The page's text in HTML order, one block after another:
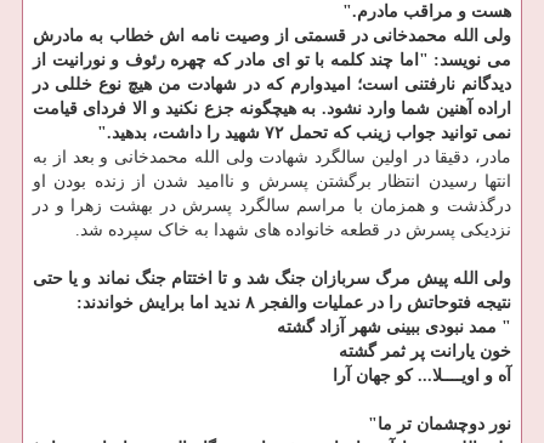
هست و مراقب مادرم."
ولی الله محمدخانی در قسمتی از وصیت نامه اش خطاب به مادرش
می نویسد: "اما چند کلمه با تو ای مادر که چهره رئوف و نورانیت از
دیدگانم نارفتنی است؛ امیدوارم که در شهادت من هیچ نوع خللی در
اراده آهنین شما وارد نشود. به هیچگونه جزع نکنید و الا فردای قیامت
نمی توانید جواب زینب که تحمل ۷۲ شهید را داشت، بدهید."
مادر، دقیقا در اولین سالگرد شهادت ولی الله محمدخانی و بعد از به
انتها رسیدن انتظار برگشتن پسرش و ناامید شدن از زنده بودن او
درگذشت و همزمان با مراسم سالگرد پسرش در بهشت زهرا و در
نزدیکی پسرش در قطعه خانواده های شهدا به خاک سپرده شد.
ولی الله پیش مرگ سربازان جنگ شد و تا اختتام جنگ نماند و یا حتی
نتیجه فتوحاتش را در عملیات والفجر ۸ ندید اما برایش خواندند:
" ممد نبودی ببینی شهر آزاد گشته
خون یارانت پر ثمر گشته
آه و اویــــلا... کو جهان آرا
نور دوچشمان تر ما"